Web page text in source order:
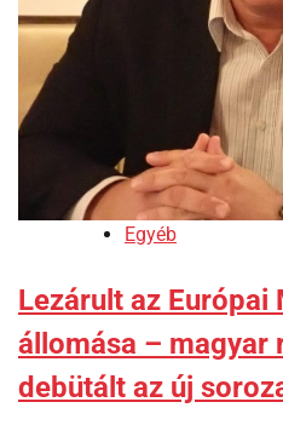
Egyéb
Lezárult az Európai
állomása – magyar
debütált az új